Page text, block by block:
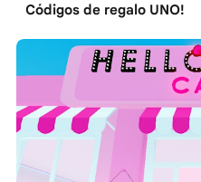
Códigos de regalo UNO!